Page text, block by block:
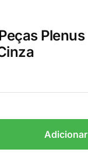
Plenus
Adicionar